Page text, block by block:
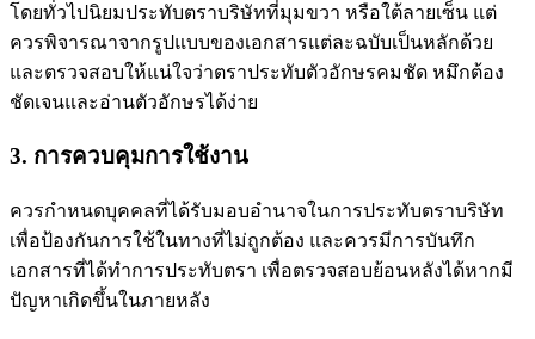
โดยทั่วไปนิยมประทับตราบริษัทที่มุมขวา หรือใต้ลายเซ็น แต่
ควรพิจารณาจากรูปแบบของเอกสารแต่ละฉบับเป็นหลักด้วย
และตรวจสอบให้แน่ใจว่าตราประทับตัวอักษรคมชัด หมึกต้อง
ชัดเจนและอ่านตัวอักษรได้ง่าย
3. การควบคุมการใช้งาน
ควรกำหนดบุคคลที่ได้รับมอบอำนาจในการประทับตราบริษัท
เพื่อป้องกันการใช้ในทางที่ไม่ถูกต้อง และควรมีการบันทึก
เอกสารที่ได้ทำการประทับตรา เพื่อตรวจสอบย้อนหลังได้หากมี
ปัญหาเกิดขึ้นในภายหลัง